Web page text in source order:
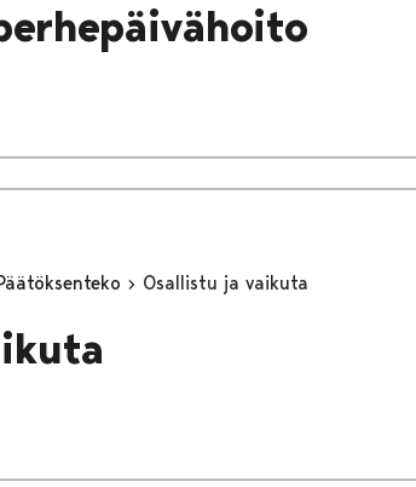
Osallistu ja vaikuta